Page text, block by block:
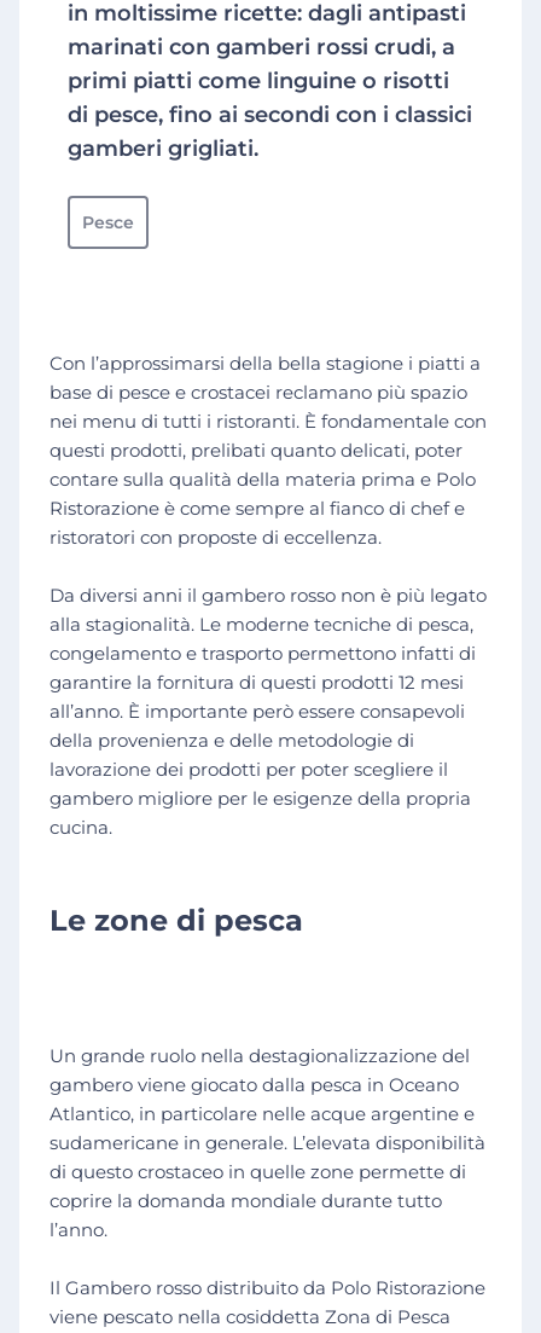
in moltissime ricette: dagli antipasti
marinati con gamberi rossi crudi, a
primi piatti come linguine o risotti
di pesce, fino ai secondi con i classici
gamberi grigliati.
Pesce
Con l’approssimarsi della bella stagione i piatti a
base di pesce e crostacei reclamano più spazio
nei menu di tutti i ristoranti. È fondamentale con
questi prodotti, prelibati quanto delicati, poter
contare sulla qualità della materia prima e Polo
Ristorazione è come sempre al fianco di chef e
ristoratori con proposte di eccellenza.
Da diversi anni il gambero rosso non è più legato
alla stagionalità. Le moderne tecniche di pesca,
congelamento e trasporto permettono infatti di
garantire la fornitura di questi prodotti 12 mesi
all’anno. È importante però essere consapevoli
della provenienza e delle metodologie di
lavorazione dei prodotti per poter scegliere il
gambero migliore per le esigenze della propria
cucina.
Le zone di pesca
Un grande ruolo nella destagionalizzazione del
gambero viene giocato dalla pesca in Oceano
Atlantico, in particolare nelle acque argentine e
sudamericane in generale. L’elevata disponibilità
di questo crostaceo in quelle zone permette di
coprire la domanda mondiale durante tutto
l’anno.
Il Gambero rosso distribuito da Polo Ristorazione
viene pescato nella cosiddetta Zona di Pesca